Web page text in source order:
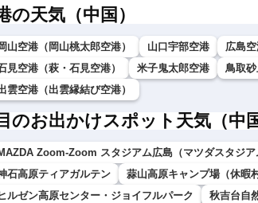
の天気（中国）
山空港（岡山桃太郎空港） 山口宇部空港 広島
見空港（萩・石見空港）
米子鬼太郎空港 鳥取
雲空港（出雲縁結び空港）
のお出かけスポット天気（中国
Zoom-Zoom スタジアム広島（マツダスタジア
石高原ティアガルテン
蒜山高原キャンプ場（休暇
ルゼン高原センター・ジョイフルパーク
秋吉台自